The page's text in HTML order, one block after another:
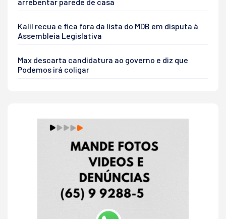
Kalil recua e fica fora da lista do MDB em disputa à
Assembleia Legislativa
Max descarta candidatura ao governo e diz que
Podemos irá coligar